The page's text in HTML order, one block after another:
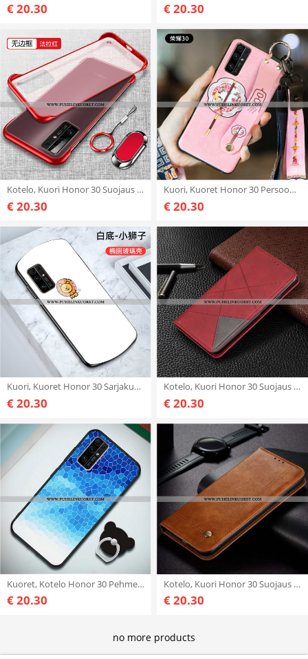
€ 20.30 € 20.30
Kotelo, Kuori Honor 30 Suojaus Läpinäkyvä Valo Puhelimen Punainen
€ 20.30
Kuori, Kuoret Honor 30 Persoonallisuus Luova Kiinalainen Tyyli Suuntaus Suojaus Pinkki
€ 20.30
Kuori, Kuoret Honor 30 Sarjakuva Ihana Valkoinen Persoonallisuus Kuori
€ 20.30
Kotelo, Kuori Honor 30 Suojaus Nahkakuori Punainen All Inclusive Kuoret
€ 20.30
Kuoret, Kotelo Honor 30 Pehmeä Neste Silikoni Sarjakuva Uusi Suojaus Tummansiniset
€ 20.30
Kotelo, Kuori Honor 30 Suojaus Nahkakuori Murtumaton Kotelo Khaki
€ 20.30
no more products